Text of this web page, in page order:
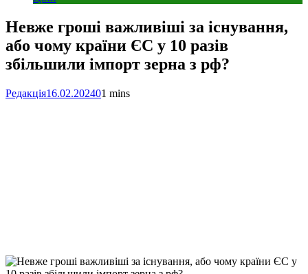
Невже гроші важливіші за існування,
або чому країни ЄС у 10 разів
збільшили імпорт зерна з рф?
Редакція16.02.202401 mins
Link
Print